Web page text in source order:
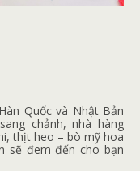
Quốc và Nhật Bản
chảnh, nhà hàng
thịt heo – bò mỹ hoa
sẽ đem đến cho bạn